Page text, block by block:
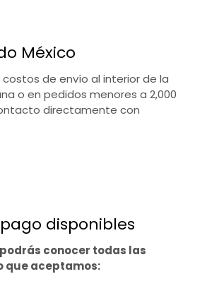
México
de envío al interior de la
o en pedidos menores a 2,000
directamente con
disponibles
conocer todas las
que aceptamos: